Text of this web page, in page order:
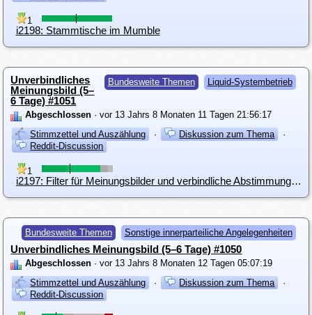
1
i2198: Stammtische im Mumble
Bundesweite Themen Liquid-Systembetrieb
Unverbindliches
Meinungsbild (5–
6 Tage) #1051
Abgeschlossen · vor 13 Jahrs 8 Monaten 11 Tagen 21:56:17
Stimmzettel und Auszählung
· Diskussion zum Thema
·
Reddit-Discussion
1
i2197: Filter für Meinungsbilder und verbindliche Abstimmungen
Bundesweite Themen Sonstige innerparteiliche Angelegenheiten
Unverbindliches Meinungsbild (5–6 Tage) #1050
Abgeschlossen · vor 13 Jahrs 8 Monaten 12 Tagen 05:07:19
Stimmzettel und Auszählung
· Diskussion zum Thema
·
Reddit-Discussion